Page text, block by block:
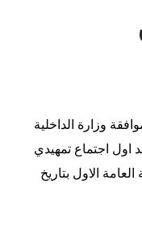
16/11/1997 صدرت موافقة وزارة الداخلية
تسجيلها بتاريخ 26/11/1997 وعقد اول اجتماع تمهيدي
الهيئة العامة الاول بتاريخ